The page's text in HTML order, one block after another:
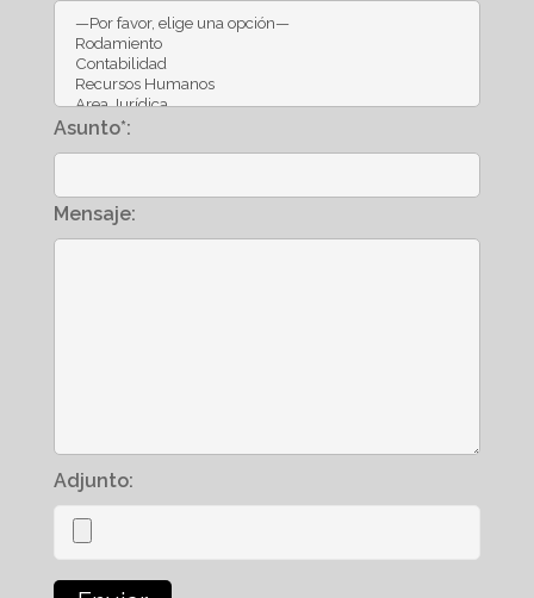
Asunto*:
Mensaje:
Adjunto: